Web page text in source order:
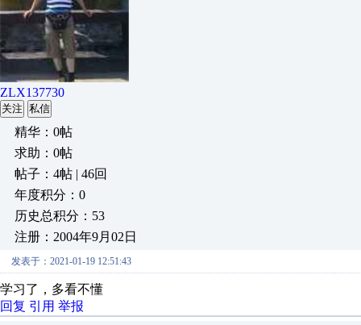
ZLX137730
关注 私信
精华：0帖
求助：0帖
帖子：4帖 | 46回
年度积分：0
历史总积分：53
注册：2004年9月02日
发表于：2021-01-19 12:51:43
学习了，多看不懂
回复 引用 举报